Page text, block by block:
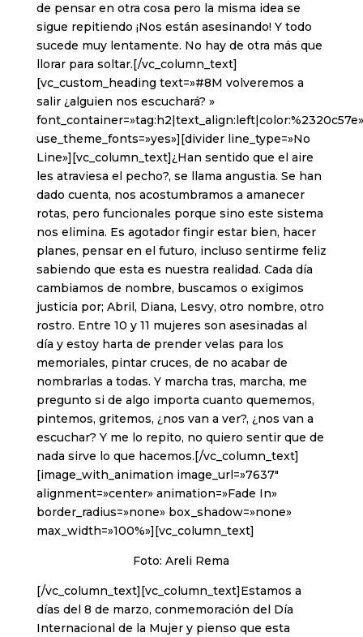
de pensar en otra cosa pero la misma idea se
sigue repitiendo ¡Nos están asesinando! Y todo
sucede muy lentamente. No hay de otra más que
llorar para soltar.[/vc_column_text]
[vc_custom_heading text=»#8M volveremos a
salir ¿alguien nos escuchará? »
font_container=»tag:h2|text_align:left|color:%2320c57e»
use_theme_fonts=»yes»][divider line_type=»No
Line»][vc_column_text]¿Han sentido que el aire
les atraviesa el pecho?, se llama angustia. Se han
dado cuenta, nos acostumbramos a amanecer
rotas, pero funcionales porque sino este sistema
nos elimina. Es agotador fingir estar bien, hacer
planes, pensar en el futuro, incluso sentirme feliz
sabiendo que esta es nuestra realidad. Cada día
cambiamos de nombre, buscamos o exigimos
justicia por; Abril, Diana, Lesvy, otro nombre, otro
rostro. Entre 10 y 11 mujeres son asesinadas al
día y estoy harta de prender velas para los
memoriales, pintar cruces, de no acabar de
nombrarlas a todas. Y marcha tras, marcha, me
pregunto si de algo importa cuanto quememos,
pintemos, gritemos, ¿nos van a ver?, ¿nos van a
escuchar? Y me lo repito, no quiero sentir que de
nada sirve lo que hacemos.[/vc_column_text]
[image_with_animation image_url=»7637″
alignment=»center» animation=»Fade In»
border_radius=»none» box_shadow=»none»
max_width=»100%»][vc_column_text]
Foto: Areli Rema
[/vc_column_text][vc_column_text]Estamos a
días del 8 de marzo, conmemoración del Día
Internacional de la Mujer y pienso que esta